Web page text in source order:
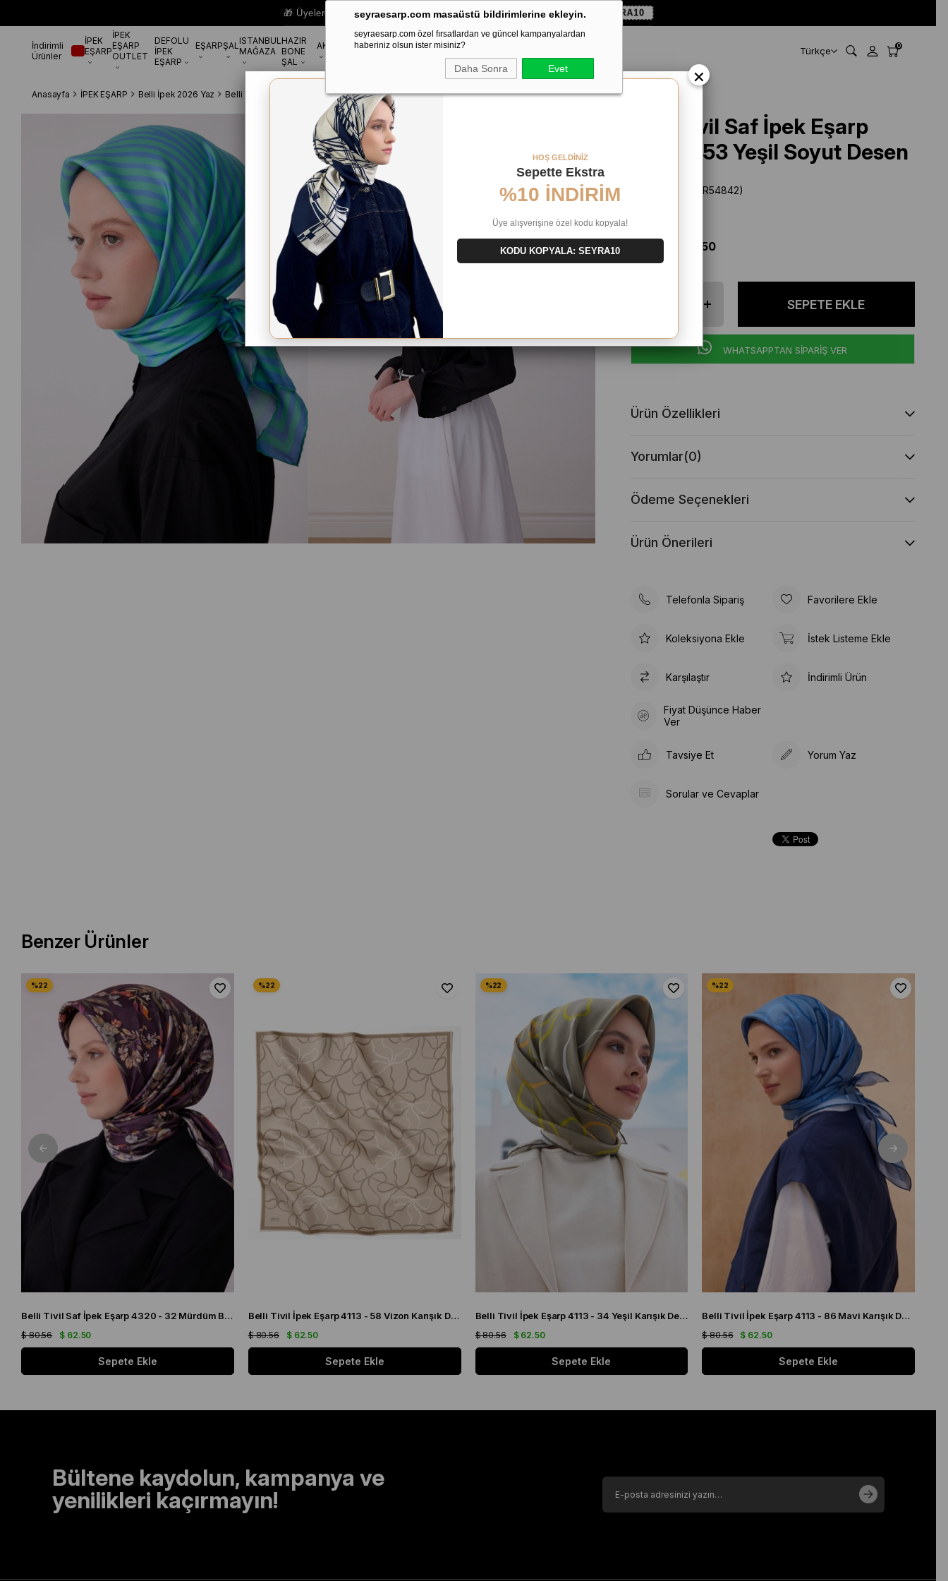
seyraesarp.com masaüstü bildirimlerine ekleyin.
seyraesarp.com özel fırsatlardan ve güncel kampanyalardan
haberiniz olsun ister misiniz?
Daha Sonra Evet
🎁 Üyelere Özel Sepette%10 EKSTRA İNDİRİM HEDİYE ÇEKİ! KOD: SEYRA10
İndirimli
Ürünler
İPEK
EŞARP
İPEK
EŞARP
OUTLET
DEFOLU
İPEK
EŞARP
EŞARPŞALISTANBUL
MAĞAZA
HAZIR
BONE
ŞAL
AKSESUARMARKALAR Türkçe 0
Anasayfa İPEK EŞARP Belli İpek 2026 Yaz Belli Tivil Saf İpek Eşarp 4325 - 53 Yeşil Soyut Desen
Belli Tivil Saf İpek Eşarp
4325 - 53 Yeşil Soyut Desen
(SYR54842)
$ 62.50
WHATSAPPTAN SİPARİŞ VER
Ürün Özellikleri
Yorumlar(0)
Ödeme Seçenekleri
Ürün Önerileri
Telefonla Sipariş Favorilere Ekle
Koleksiyona Ekle İstek Listeme Ekle
Karşılaştır İndirimli Ürün
Fiyat Düşünce Haber
Ver
Tavsiye Et Yorum Yaz
Sorular ve Cevaplar
Benzer Ürünler
Belli Tivil Saf İpek Eşarp 4320 - 32 Mürdüm Biber Desen
$ 62.50
$ 80.56
Sepete Ekle
Belli Tivil İpek Eşarp 4113 - 58 Vizon Karışık Desen
$ 62.50
$ 80.56
Sepete Ekle
Belli Tivil İpek Eşarp 4113 - 34 Yeşil Karışık Desen
$ 62.50
$ 80.56
Sepete Ekle
Belli Tivil İpek Eşarp 4113 - 86 Mavi Karışık Desen
$ 62.50
$ 80.56
Sepete Ekle
Bültene kaydolun, kampanya ve
yenilikleri kaçırmayın!
×
HOŞ GELDİNİZ
Sepette Ekstra
%10 İNDİRİM
Üye alışverişine özel kodu kopyala!
KODU KOPYALA: SEYRA10